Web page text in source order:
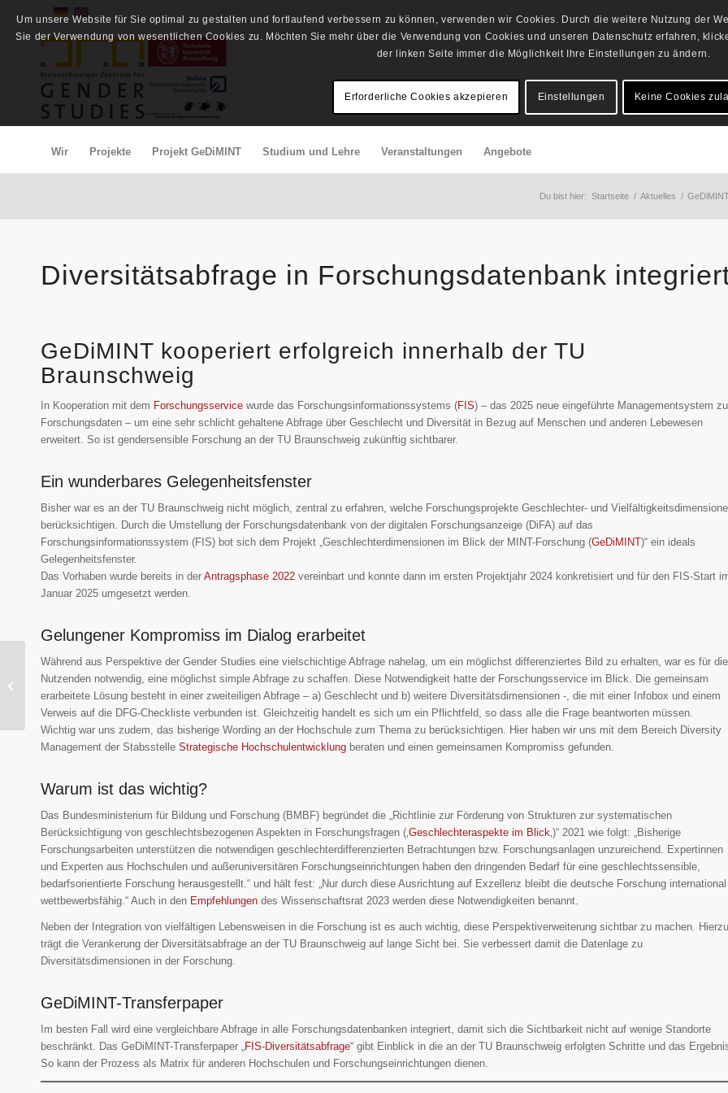
Wir Projekte Projekt GeDiMINT Studium und Lehre Veranstaltungen Angebote
Du bist hier: Startseite / Aktuelles /
Diversitätsabfrage in Forschungsdatenbank
GeDiMINT kooperiert erfolgreich innerhalb der TU
Braunschweig
In Kooperation mit dem Forschungsservice wurde das Forschungsinformationssystems (FIS) – das 2025 neue eingeführte Managementsystem zu
Forschungsdaten – um eine sehr schlicht gehaltene Abfrage über Geschlecht und Diversität in Bezug auf Menschen und anderen Lebewesen
erweitert. So ist gendersensible Forschung an der TU Braunschweig zukünftig sichtbarer.
Ein wunderbares Gelegenheitsfenster
Bisher war es an der TU Braunschweig nicht möglich, zentral zu erfahren, welche Forschungsprojekte Geschlechter- und
berücksichtigen. Durch die Umstellung der Forschungsdatenbank von der digitalen Forschungsanzeige (DiFA) auf das
Forschungsinformationssystem (FIS) bot sich dem Projekt „Geschlechterdimensionen im Blick der MINT-Forschung (GeDiMINT)“ ein ideals
Gelegenheitsfenster.
Das Vorhaben wurde bereits in der Antragsphase 2022 vereinbart und konnte dann im ersten Projektjahr 2024 konkretisiert und für den FIS-Start
Januar 2025 umgesetzt werden.
Gelungener Kompromiss im Dialog erarbeitet
Während aus Perspektive der Gender Studies eine vielschichtige Abfrage nahelag, um ein möglichst differenziertes Bild zu erhalten, war es für die
Nutzenden notwendig, eine möglichst simple Abfrage zu schaffen. Diese Notwendigkeit hatte der Forschungsservice im Blick. Die gemeinsam
erarbeitete Lösung besteht in einer zweiteiligen Abfrage – a) Geschlecht und b) weitere Diversitätsdimensionen -, die mit einer Infobox und einem
Verweis auf die DFG-Checkliste verbunden ist. Gleichzeitig handelt es sich um ein Pflichtfeld, so dass alle die Frage beantworten müssen.
Wichtig war uns zudem, das bisherige Wording an der Hochschule zum Thema zu berücksichtigen. Hier haben wir uns mit dem Bereich Diversity
Management der Stabsstelle Strategische Hochschulentwicklung beraten und einen gemeinsamen Kompromiss gefunden.
Warum ist das wichtig?
Das Bundesministerium für Bildung und Forschung (BMBF) begründet die „Richtlinie zur Förderung von Strukturen zur systematischen
Berücksichtigung von geschlechtsbezogenen Aspekten in Forschungsfragen (‚Geschlechteraspekte im Blick‚)“ 2021 wie folgt: „Bisherige
Forschungsarbeiten unterstützen die notwendigen geschlechterdifferenzierten Betrachtungen bzw. Forschungsanlagen unzureichend. Expertinnen
und Experten aus Hochschulen und außeruniversitären Forschungseinrichtungen haben den dringenden Bedarf für eine geschlechtssensible,
bedarfsorientierte Forschung herausgestellt.“ und hält fest: „Nur durch diese Ausrichtung auf Exzellenz bleibt die deutsche Forschung international
wettbewerbsfähig.“ Auch in den Empfehlungen des Wissenschaftsrat 2023 werden diese Notwendigkeiten benannt.
Neben der Integration von vielfältigen Lebensweisen in die Forschung ist es auch wichtig, diese Perspektiverweiterung sichtbar zu machen. Hierzu
trägt die Verankerung der Diversitätsabfrage an der TU Braunschweig auf lange Sicht bei. Sie verbessert damit die Datenlage zu
Diversitätsdimensionen in der Forschung.
GeDiMINT-Transferpaper
Im besten Fall wird eine vergleichbare Abfrage in alle Forschungsdatenbanken integriert, damit sich die Sichtbarkeit nicht auf wenige Standorte
beschränkt. Das GeDiMINT-Transferpaper „FIS-Diversitätsabfrage“ gibt Einblick in die an der TU Braunschweig erfolgten Schritte und das
So kann der Prozess als Matrix für anderen Hochschulen und Forschungseinrichtungen dienen.
Geschlechterbasierte
Online-Gewalt in Sierra
Leone
Um unsere Website für Sie optimal zu gestalten und fortlaufend verbessern zu können, verwenden wir Cookies. Durch die weitere Nutzung der
Sie der Verwendung von wesentlichen Cookies zu. Möchten Sie mehr über die Verwendung von Cookies und unseren Datenschutz erfahren,
der linken Seite immer die Möglichkeit Ihre Einstellungen zu ändern.
Erforderliche Cookies akzepieren Einstellungen Keine Cookies